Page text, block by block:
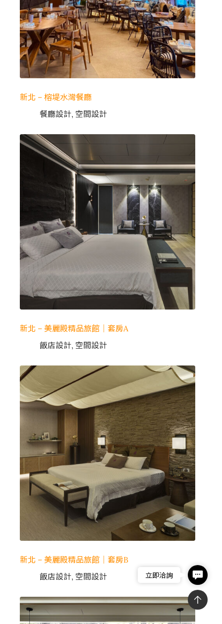
新北 – 榕堤水灣餐廳
餐廳設計, 空間設計
新北 – 美麗殿精品旅館｜套房A
飯店設計, 空間設計
新北 – 美麗殿精品旅館｜套房B
飯店設計, 空間設計 立即洽詢